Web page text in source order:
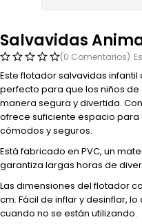
Salvavidas
(0 Comentarios)
Este flotador salvavidas
perfecto para que los niños de
manera segura y divertida.
ofrece suficiente espacio
cómodos y seguros.
Está fabricado en PVC, un
garantiza largas horas de
Las dimensiones del flotador
cm. Fácil de inflar y desinflar,
cuando no se están utilizando.